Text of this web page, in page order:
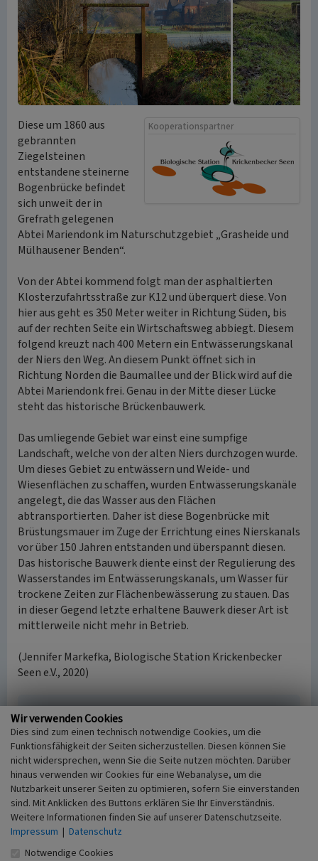
Kooperationspartner
Diese um 1860 aus
gebrannten
Ziegelsteinen
entstandene steinerne
Bogenbrücke befindet
sich unweit der in
Grefrath gelegenen
Abtei Mariendonk im Naturschutzgebiet „Grasheide und
Mülhausener Benden“.
Von der Abtei kommend folgt man der asphaltierten
Klosterzufahrtsstraße zur K12 und überquert diese. Von
hier aus geht es 350 Meter weiter in Richtung Süden, bis
auf der rechten Seite ein Wirtschaftsweg abbiegt. Diesem
folgend kreuzt nach 400 Metern ein Entwässerungskanal
der Niers den Weg. An diesem Punkt öffnet sich in
Richtung Norden die Baumallee und der Blick wird auf die
Abtei Mariendonk frei. Genau in der Mitte dieser Lücke
steht das historische Brückenbauwerk.
Das umliegende Gebiet war einst eine sumpfige
Landschaft, welche von der alten Niers durchzogen wurde.
Um dieses Gebiet zu entwässern und Weide- und
Wiesenflächen zu schaffen, wurden Entwässerungskanäle
angelegt, die das Wasser aus den Flächen
abtransportierten. Daher ist diese Bogenbrücke mit
Brüstungsmauer im Zuge der Errichtung eines Nierskanals
vor über 150 Jahren entstanden und überspannt diesen.
Das historische Bauwerk diente einst der Regulierung des
Wasserstandes im Entwässerungskanals, um Wasser für
trockene Zeiten zur Flächenbewässerung zu stauen. Das
in dieser Gegend letzte erhaltene Bauwerk dieser Art ist
mittlerweile nicht mehr in Betrieb.
(Jennifer Markefka, Biologische Station Krickenbecker
Seen e.V., 2020)
Literatur
Knorr, Alfred; Lennackers, Heinrich
(2014) Niersübergänge zwischen Oedt, Grefrath und
Mülhausen. In: Heimatbuch des Kreises Viersen 66,
2015, S. 110-114, Viersen.
Steinbrücke nahe der Abtei Mariendonk
Wir verwenden Cookies
Dies sind zum einen technisch notwendige Cookies, um die
Funktionsfähigkeit der Seiten sicherzustellen. Diesen können Sie
nicht widersprechen, wenn Sie die Seite nutzen möchten. Darüber
hinaus verwenden wir Cookies für eine Webanalyse, um die
Nutzbarkeit unserer Seiten zu optimieren, sofern Sie einverstanden
sind. Mit Anklicken des Buttons erklären Sie Ihr Einverständnis.
Weitere Informationen finden Sie auf unserer Datenschutzseite.
Impressum | Datenschutz
Notwendige Cookies